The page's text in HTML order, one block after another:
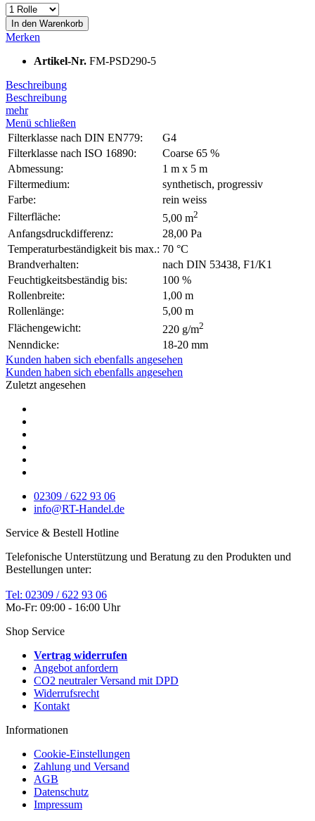
In den Warenkorb
Merken
Artikel-Nr. FM-PSD290-5
Beschreibung
Beschreibung
mehr
Menü schließen
Filterklasse nach DIN EN779:
G4
Filterklasse nach ISO 16890:
Coarse 65 %
Abmessung:
1 m x 5 m
Filtermedium:
synthetisch, progressiv
Farbe:
rein weiss
Filterfläche:
5,00 m2
Anfangsdruckdifferenz:
28,00 Pa
Temperaturbeständigkeit bis max.: 70 °C
Brandverhalten:
nach DIN 53438, F1/K1
Feuchtigkeitsbeständig bis:
100 %
Rollenbreite:
1,00 m
Rollenlänge:
5,00 m
Flächengewicht:
220 g/m2
Nenndicke:
18-20 mm
Kunden haben sich ebenfalls angesehen
Kunden haben sich ebenfalls angesehen
Zuletzt angesehen
02309 / 622 93 06
info@RT-Handel.de
Service & Bestell Hotline
Telefonische Unterstützung und Beratung zu den Produkten und
Bestellungen unter:
Tel: 02309 / 622 93 06
Mo-Fr: 09:00 - 16:00 Uhr
Shop Service
Vertrag widerrufen
Angebot anfordern
CO2 neutraler Versand mit DPD
Widerrufsrecht
Kontakt
Informationen
Cookie-Einstellungen
Zahlung und Versand
AGB
Datenschutz
Impressum